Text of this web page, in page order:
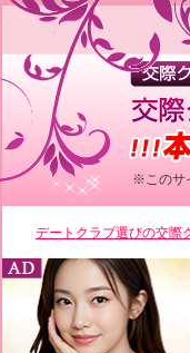
※このサ
デートクラブ選びの交際